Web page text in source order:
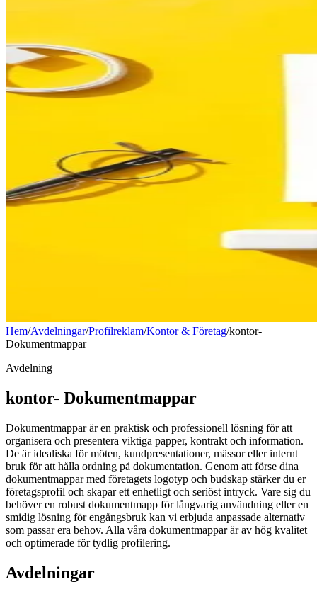
Hem/Avdelningar/Profilreklam/Kontor & Företag/kontor-
Dokumentmappar
Avdelning
kontor- Dokumentmappar
Dokumentmappar är en praktisk och professionell lösning för att
organisera och presentera viktiga papper, kontrakt och information.
De är idealiska för möten, kundpresentationer, mässor eller internt
bruk för att hålla ordning på dokumentation. Genom att förse dina
dokumentmappar med företagets logotyp och budskap stärker du er
företagsprofil och skapar ett enhetligt och seriöst intryck. Vare sig du
behöver en robust dokumentmapp för långvarig användning eller en
smidig lösning för engångsbruk kan vi erbjuda anpassade alternativ
som passar era behov. Alla våra dokumentmappar är av hög kvalitet
och optimerade för tydlig profilering.
Avdelningar